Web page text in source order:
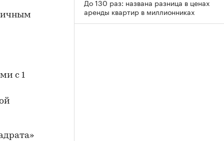
с 1
До 130 раз: названа разница в ценах
аренды квартир в миллионниках